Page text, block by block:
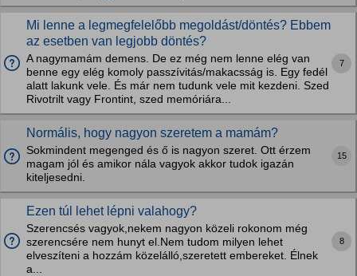
Mi lenne a legmegfelelőbb megoldást/döntés? Ebbem
az esetben van legjobb döntés?
A nagymamám demens. De ez még nem lenne elég van
benne egy elég komoly passzívitás/makacsság is. Egy fedél
alatt lakunk vele. És már nem tudunk vele mit kezdeni. Szed
Rivotrilt vagy Frontint, szed memóriára...
7
Normális, hogy nagyon szeretem a mamám?
Sokmindent megenged és ő is nagyon szeret. Ott érzem
magam jól és amikor nála vagyok akkor tudok igazán
kiteljesedni.
15
Ezen túl lehet lépni valahogy?
Szerencsés vagyok,nekem nagyon közeli rokonom még
szerencsére nem hunyt el.Nem tudom milyen lehet
elveszíteni a hozzám közelálló,szeretett embereket. Élnek
a...
8